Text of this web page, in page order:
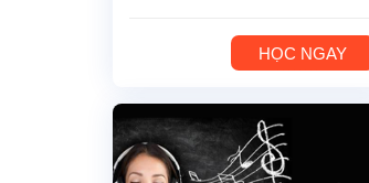
HỌC NGAY